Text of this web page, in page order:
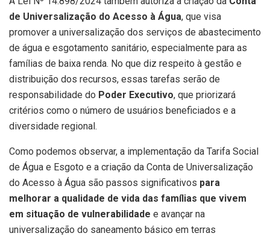
de Universalização do Acesso à Água, que visa
promover a universalização dos serviços de abastecimento
de água e esgotamento sanitário, especialmente para as
famílias de baixa renda. No que diz respeito à gestão e
distribuição dos recursos, essas tarefas serão de
responsabilidade do Poder Executivo, que priorizará
critérios como o número de usuários beneficiados e a
diversidade regional.
Como podemos observar, a implementação da Tarifa Social
de Água e Esgoto e a criação da Conta de Universalização
do Acesso à Água são passos significativos para
melhorar a qualidade de vida das famílias que vivem
em situação de vulnerabilidade e avançar na
universalização do saneamento básico em terras